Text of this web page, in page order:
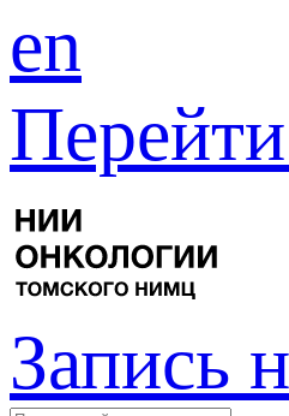
en
Запись